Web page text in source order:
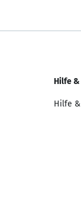
Hilfe
Hilfe